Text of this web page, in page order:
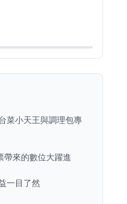
菜小天王與調理包專
帶來的數位大躍進
一目了然